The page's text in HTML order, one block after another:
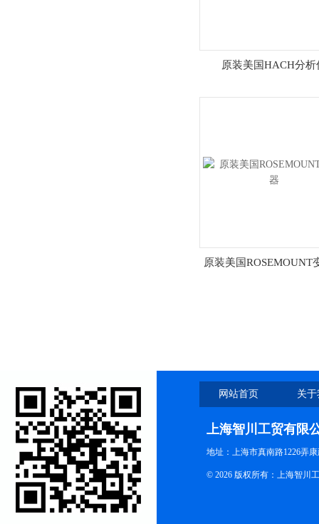
原装美国HACH分析
原装美国ROSEMOUNT
网站首页 关
上海智川工贸有限
地址：上海市真南路1226弄
© 2026 版权所有：上海智川